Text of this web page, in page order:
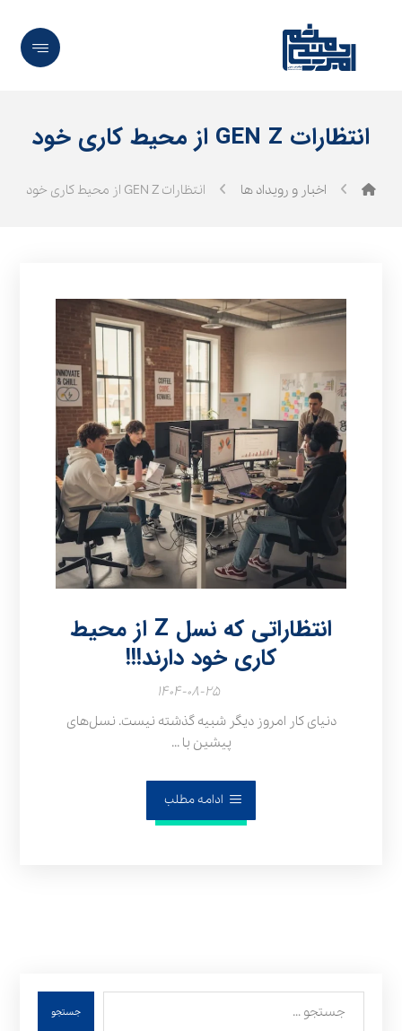
انتظارات GEN Z از محیط کاری خود
اخبار و رویداد ها انتظارات GEN Z از محیط کاری خود
انتظاراتی که نسل Z از محیط
کاری خود دارند!!!
۱۴۰۴-۰۸-۲۵
دنیای کار امروز دیگر شبیه گذشته نیست. نسل‌های
پیشین با ...
ادامه مطلب
جستجو